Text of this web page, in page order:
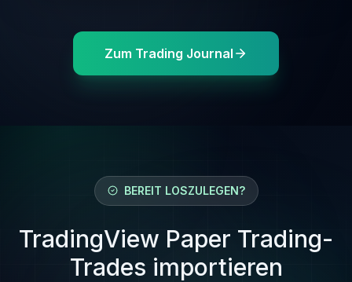
Zum Trading Journal
BEREIT LOSZULEGEN?
TradingView Paper Trading-
Trades importieren